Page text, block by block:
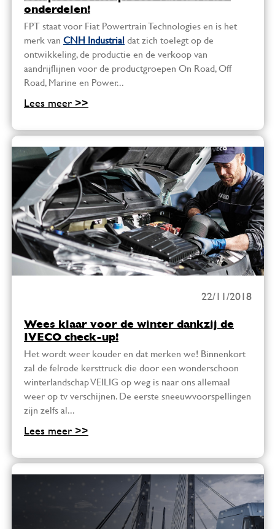
onderdelen!
FPT staat voor Fiat Powertrain Technologies en is het
merk van CNH Industrialdat zich toelegt op de
ontwikkeling, de productie en de verkoop van
aandrijflijnen voor de productgroepen On Road, Off
Road, Marine en Power...
Lees meer >>
22/11/2018
Wees klaar voor de winter dankzij de
IVECO check-up!
Het wordt weer kouder en dat merken we! Binnenkort
zal de felrode kersttruck die door een wonderschoon
winterlandschap VEILIG op weg is naar ons allemaal
weer op tv verschijnen. De eerste sneeuwvoorspellingen
zijn zelfs al...
Lees meer >>